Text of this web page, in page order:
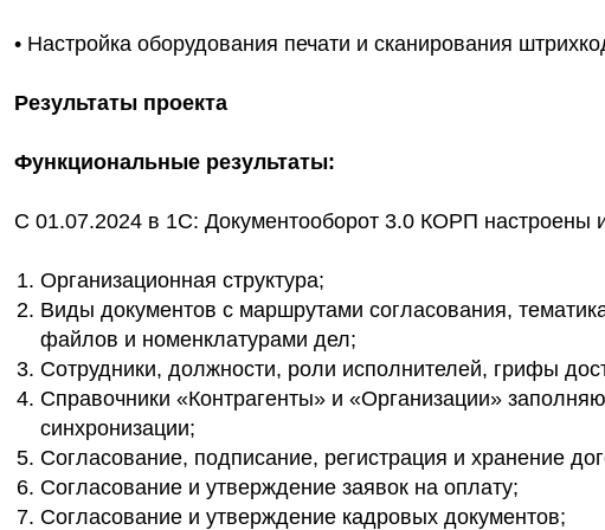
• Настройка оборудования печати и сканирования
Результаты проекта
Функциональные результаты:
C 01.07.2024 в 1С: Документооборот 3.0 КОРП настроены
Организационная структура;
Виды документов с маршрутами согласования,
файлов и номенклатурами дел;
Сотрудники, должности, роли исполнителей, грифы
Справочники «Контрагенты» и «Организации»
синхронизации;
Согласование, подписание, регистрация и хранение
Согласование и утверждение заявок на оплату;
Согласование и утверждение кадровых документов;